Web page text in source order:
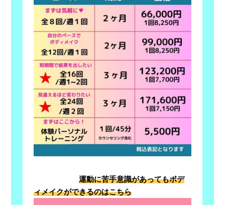
運動に苦手意識があってもボデ
ィメイクができるのはこちら